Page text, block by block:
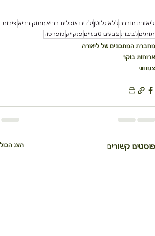
ליאורה חוברהללא גלוטן ילדים אוכלים בריא מתוק בריא פירות
תותיםלביבות צבעים טבעיים פנקייק סופרפוד
מחברת המתכונים של ליאורה
ארוחות בוקר
צמחוני
פוסטים קשורים הצג הכול